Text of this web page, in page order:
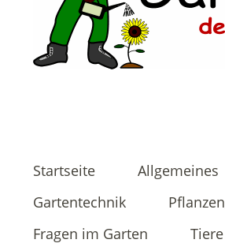
Startseite Allgemeines
Gartentechnik
Fragen im Garten